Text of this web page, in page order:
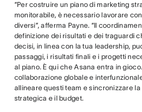
“Per costruire un piano di marketing
monitorabile, è necessario lavorare
diversi”, afferma Payne. “Il
definizione dei risultati e dei traguardi
decisi, in linea con la tua leadership,
passaggi, i risultati finali e i progetti
al piano. È qui che Asana entra in
collaborazione globale e
allineare questi team e sincronizzare
strategica e il budget.